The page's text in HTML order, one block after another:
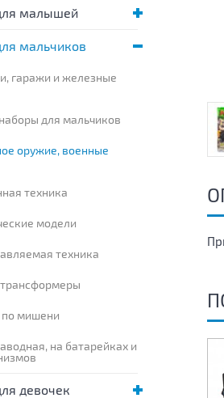
малышей
мальчиков
гаражи и железные
для мальчиков
оружие, военные
техника
модели
техника
по мишени
на батарейках и
девочек